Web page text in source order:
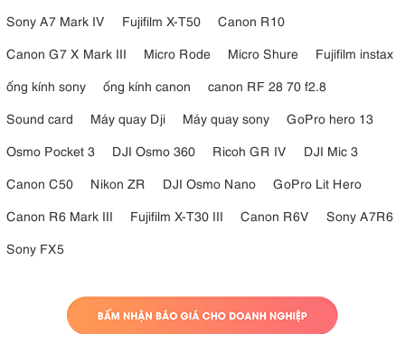
Sony A7 Mark IV
Fujifilm X-T50
Canon R10
Canon G7 X Mark III
Micro Rode Micro Shure
Fujifilm instax
ống kính sony
ống kính canon
canon RF 28 70 f2.8
Sound card
Máy quay Dji Máy quay sony
GoPro hero 13
Osmo Pocket 3
DJI Osmo 360 Ricoh GR IV
DJI Mic 3
Canon C50
Nikon ZR DJI Osmo Nano
GoPro Lit Hero
Canon R6 Mark III
Fujifilm X-T30 III Canon R6V
Sony A7R6
Sony FX5